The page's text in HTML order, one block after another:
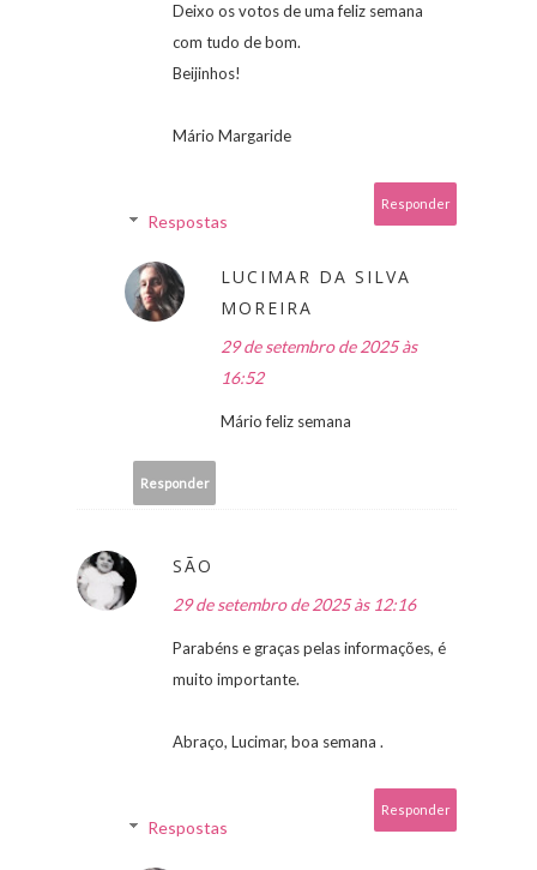
Deixo os votos de uma feliz semana
com tudo de bom.
Beijinhos!
Mário Margaride
Responder
Respostas
LUCIMAR DA SILVA
MOREIRA
29 de setembro de 2025 às
16:52
Mário feliz semana
Responder
SÃO
29 de setembro de 2025 às 12:16
Parabéns e graças pelas informações, é
muito importante.
Abraço, Lucimar, boa semana .
Responder
Respostas